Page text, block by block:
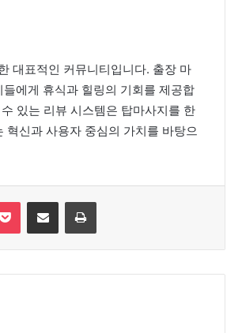
대표적인 커뮤니티입니다. 출장 마
에게 휴식과 힐링의 기회를 제공합
있는 리뷰 시스템은 탑마사지를 한
신과 사용자 중심의 가치를 바탕으
Pocket Share via Email Print